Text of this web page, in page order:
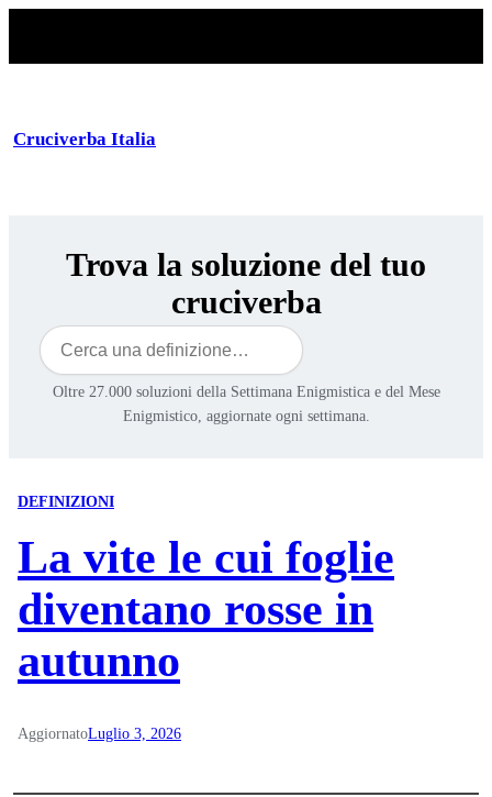
Cruciverba Italia
Trova la soluzione del tuo
cruciverba
Cerca
Oltre 27.000 soluzioni della Settimana Enigmistica e del Mese
Enigmistico, aggiornate ogni settimana.
DEFINIZIONI
La vite le cui foglie
diventano rosse in
autunno
AggiornatoLuglio 3, 2026